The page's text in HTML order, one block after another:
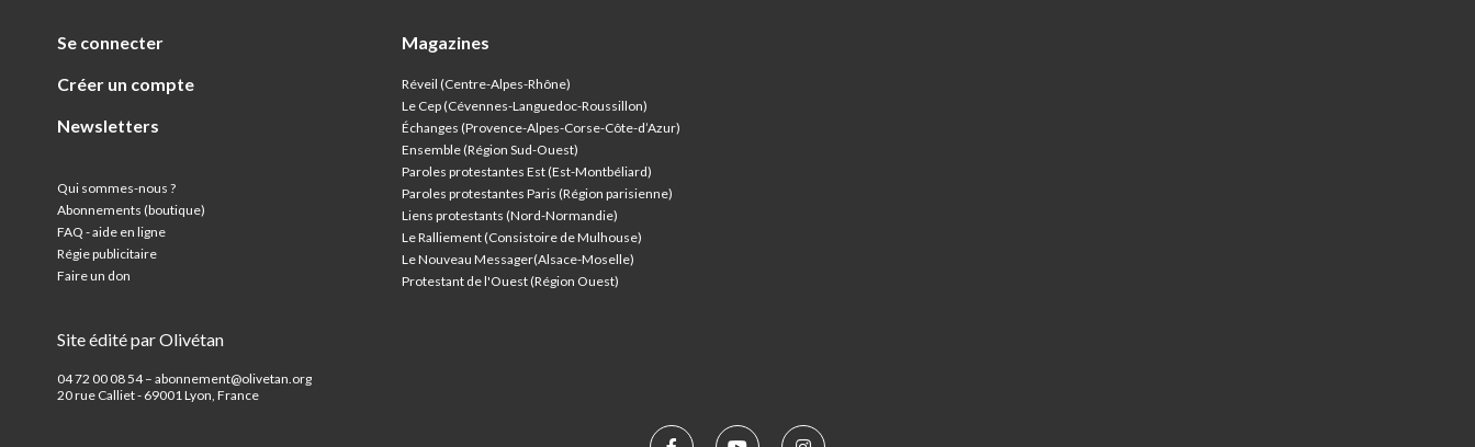
Se connecter
Créer un compte
Newsletters
Qui sommes-nous ?
Abonnements (boutique)
FAQ - aide en ligne
Régie publicitaire
Faire un don
Site édité par Olivétan
04 72 00 08 54 – abonnement@olivetan.org
20 rue Calliet - 69001 Lyon, France
Magazines
Réveil (Centre-Alpes-Rhône)
Le Cep (Cévennes-Languedoc-Roussillon)
Échanges (Provence-Alpes-Corse-Côte-d’Azur)
Ensemble (Région Sud-Ouest)
Paroles protestantes Est (Est-Montbéliard)
Paroles protestantes Paris (Région parisienne)
Liens protestants (Nord-Normandie)
Le Ralliement (Consistoire de Mulhouse)
Le Nouveau Messager(Alsace-Moselle)
Protestant de l'Ouest (Région Ouest)